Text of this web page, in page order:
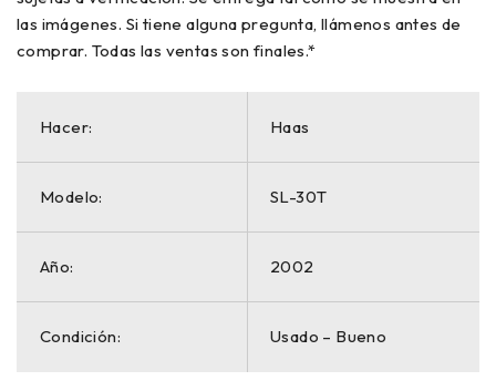
las imágenes. Si tiene alguna pregunta, llámenos antes de
comprar. Todas las ventas son finales.*
Hacer: Haas
Modelo: SL-30T
Año: 2002
Condición: Usado – Bueno